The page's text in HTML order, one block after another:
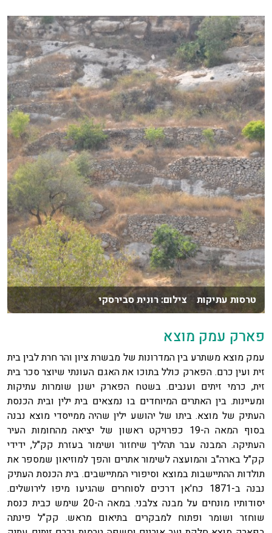
טרסות עתיקות צילום: רונית סבירסקי
פארק עמק מוצא
עמק מוצא משתרע בין המדרונות של מבשרת ציון והר חרת לבין בית
זית ועין כרם. הפארק כולל בתוכו את האגם העונתי שיוצר סכר בית
זית, כרמי זיתים וענבים. בשטח הפארק ישנן שומרות עתיקות
ומעיינות. בין האתרים המיוחדים בו נמצאים בית ילין ובית הכנסת
העתיק של מוצא. ביתו של יהושע ילין שהיה ממייסדי מוצא נבנה
בסוף המאה ה-19 כפרויקט ראשון של יציאה מהחומות העיר
העתיקה. המבנה עבר תהליך שיחזור ושימור בעזרת קק"ל, ידידי
קק"ל בארה"ב והמועצה לשימור אתרים והפך למוזיאון שמספר את
תולדות ההתיישבות במוצא וסיפורי המתיישבים. בית הכנסת העתיק
נבנה ב-1871 כח'אן דרכים לסוחרים שהגיעו מיפו לירושלים.
יסודותיו מונחים על מבנה צלבני. במאה ה-20 שימש כבית כנסת
שוחזר ושומר ופתוח למבקרים בתיאום מראש. קק"ל פינתה